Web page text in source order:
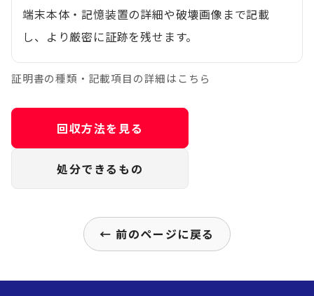
端末本体・記憶装置の詳細や破壊画像まで記載
し、より厳密に証跡を残せます。
証明書の種類・記載項目の詳細はこちら
回収方法を見る
処分できるもの
← 前のページに戻る